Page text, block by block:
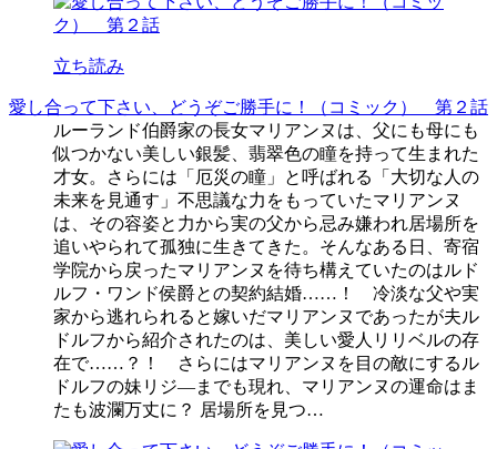
立ち読み
愛し合って下さい、どうぞご勝手に！（コミック） 第２話
ルーランド伯爵家の長女マリアンヌは、父にも母にも
似つかない美しい銀髪、翡翠色の瞳を持って生まれた
才女。さらには「厄災の瞳」と呼ばれる「大切な人の
未来を見通す」不思議な力をもっていたマリアンヌ
は、その容姿と力から実の父から忌み嫌われ居場所を
追いやられて孤独に生きてきた。そんなある日、寄宿
学院から戻ったマリアンヌを待ち構えていたのはルド
ルフ・ワンド侯爵との契約結婚……！ 冷淡な父や実
家から逃れられると嫁いだマリアンヌであったが夫ル
ドルフから紹介されたのは、美しい愛人リリベルの存
在で……？！ さらにはマリアンヌを目の敵にするル
ドルフの妹リジ―までも現れ、マリアンヌの運命はま
たも波瀾万丈に？ 居場所を見つ…